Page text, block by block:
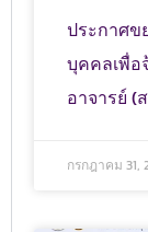
ประกาศข
บุคคลเพื่อ
อาจารย์
กรกฎาคม 31,